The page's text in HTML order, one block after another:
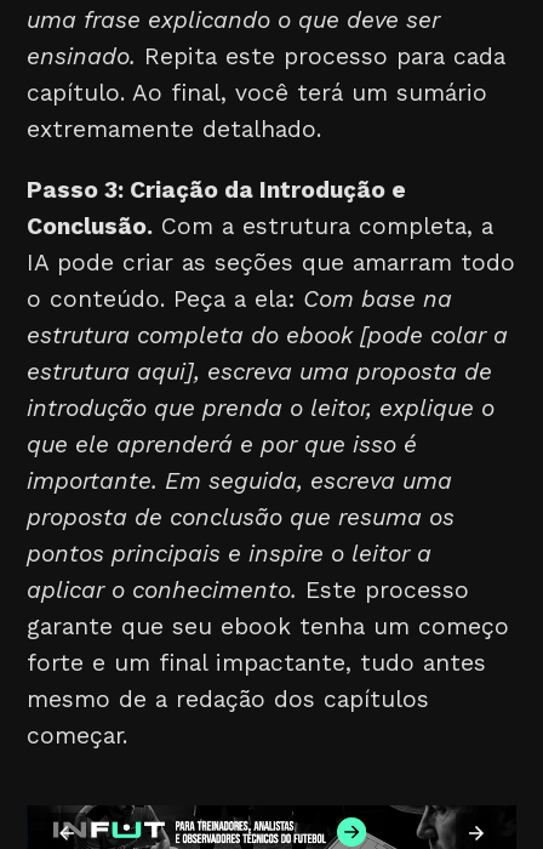
uma frase explicando o que deve ser
ensinado. Repita este processo para cada
capítulo. Ao final, você terá um sumário
extremamente detalhado.
Passo 3: Criação da Introdução e
Conclusão. Com a estrutura completa, a
IA pode criar as seções que amarram todo
o conteúdo. Peça a ela: Com base na
estrutura completa do ebook [pode colar a
estrutura aqui], escreva uma proposta de
introdução que prenda o leitor, explique o
que ele aprenderá e por que isso é
importante. Em seguida, escreva uma
proposta de conclusão que resuma os
pontos principais e inspire o leitor a
aplicar o conhecimento. Este processo
garante que seu ebook tenha um começo
forte e um final impactante, tudo antes
mesmo de a redação dos capítulos
começar.